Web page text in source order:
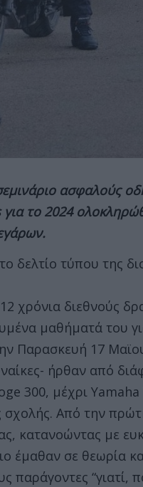
ασφαλούς
το 2024
δελτίο τύπου της
χρόνια διεθνούς
μαθήματά του
Παρασκευή 17
ήρθαν από
300, μέχρι
Από την
με
έμαθαν σε θεωρία
παράγοντες